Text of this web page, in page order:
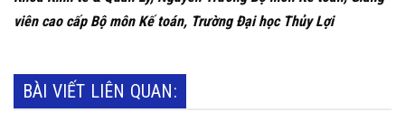
viên cao cấp Bộ môn Kế toán, Trường Đại học Thủy Lợi
BÀI VIẾT LIÊN QUAN: